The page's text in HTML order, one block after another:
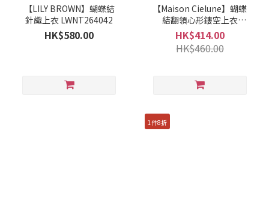
【LILY BROWN】蝴蝶結
針織上衣 LWNT264042
HK$580.00
【Maison Cielune】蝴蝶
結翻領心形鏤空上衣
MWBD262677
HK$414.00
HK$460.00
1件8折